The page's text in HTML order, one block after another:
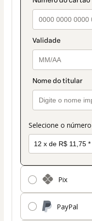
Selecione o
Pix
PayPal
pagamento